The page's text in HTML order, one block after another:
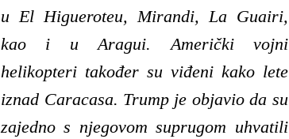
u El Higueroteu, Mirandi, La Guairi,
kao i u Aragui. Američki vojni
helikopteri također su viđeni kako lete
iznad Caracasa. Trump je objavio da su
zajedno s njegovom suprugom uhvatili